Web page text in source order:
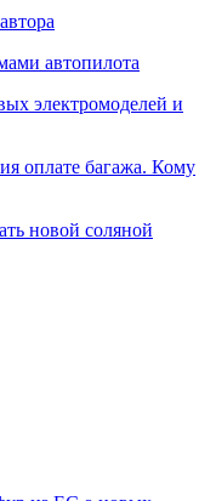
автопилота
электромоделей и
оплате багажа. Кому
новой соляной